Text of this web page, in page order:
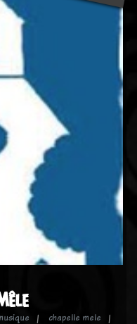
chapelle mele